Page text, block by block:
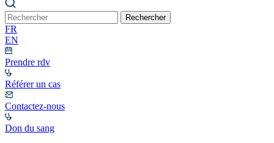
Rechercher
FR
EN
Prendre rdv
Référer un cas
Contactez-nous
Don du sang